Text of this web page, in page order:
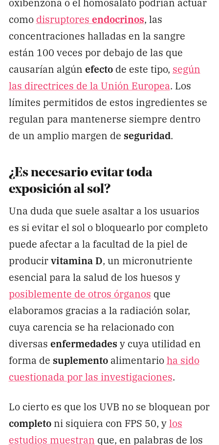
como disruptores endocrinos, las
concentraciones halladas en la sangre
están 100 veces por debajo de las que
causarían algún efectode este tipo, según
las directrices de la Unión Europea. Los
límites permitidos de estos ingredientes se
regulan para mantenerse siempre dentro
de un amplio margen de seguridad.
¿Es necesario evitar toda
exposición al sol?
Una duda que suele asaltar a los usuarios
es si evitar el sol o bloquearlo por completo
puede afectar a la facultad de la piel de
producirvitamina D, un micronutriente
esencial para la salud de los huesos y
posiblemente de otros órganos que
elaboramos gracias a la radiación solar,
cuya carencia se ha relacionado con
diversas enfermedades y cuya utilidad en
forma de suplementoalimentarioha sido
cuestionada por las investigaciones.
Lo cierto es que los UVB no se bloquean por
completoni siquiera con FPS 50, ylos
estudios muestran que, en palabras de los